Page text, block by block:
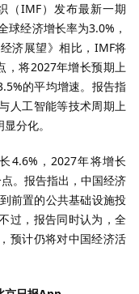
（IMF）发布最新一期
球经济增长率为3.0%，
济展望》相比，IMF将
，将2027年增长预期上
的平均增速。报告指
人工智能等技术周期上
分化。
4.6%，2027年将增长
。报告指出，中国经济
前置的公共基础设施投
过，报告同时认为，全
预计仍将对中国经济活